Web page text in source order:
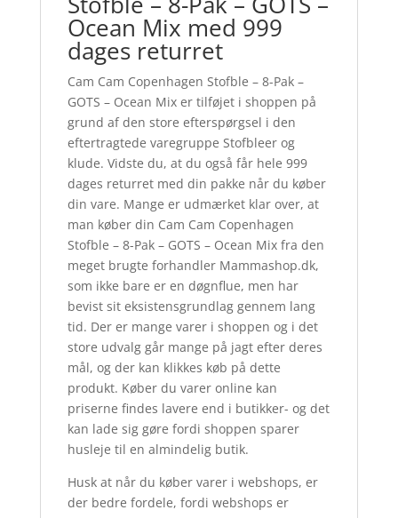
Ocean Mix med 999
dages returret
Cam Cam Copenhagen Stofble – 8-Pak –
GOTS – Ocean Mix er tilføjet i shoppen på
grund af den store efterspørgsel i den
eftertragtede varegruppe Stofbleer og
klude. Vidste du, at du også får hele 999
dages returret med din pakke når du køber
din vare. Mange er udmærket klar over, at
man køber din Cam Cam Copenhagen
Stofble – 8-Pak – GOTS – Ocean Mix fra den
meget brugte forhandler Mammashop.dk,
som ikke bare er en døgnflue, men har
bevist sit eksistensgrundlag gennem lang
tid. Der er mange varer i shoppen og i det
store udvalg går mange på jagt efter deres
mål, og der kan klikkes køb på dette
produkt. Køber du varer online kan
priserne findes lavere end i butikker- og det
kan lade sig gøre fordi shoppen sparer
husleje til en almindelig butik.
Husk at når du køber varer i webshops, er
der bedre fordele, fordi webshops er